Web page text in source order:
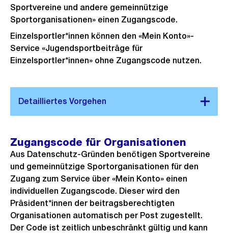
Sportvereine und andere gemeinnützige
Sportorganisationen» einen Zugangscode.
Einzelsportler*innen können den «Mein Konto»-
Service «Jugendsportbeiträge für
Einzelsportler*innen» ohne Zugangscode nutzen.
Zugangscode für Organisationen
Aus Datenschutz-Gründen benötigen Sportvereine
und gemeinnützige Sportorganisationen für den
Zugang zum Service über «Mein Konto» einen
individuellen Zugangscode. Dieser wird den
Präsident*innen der beitragsberechtigten
Organisationen automatisch per Post zugestellt.
Der Code ist zeitlich unbeschränkt gültig und kann